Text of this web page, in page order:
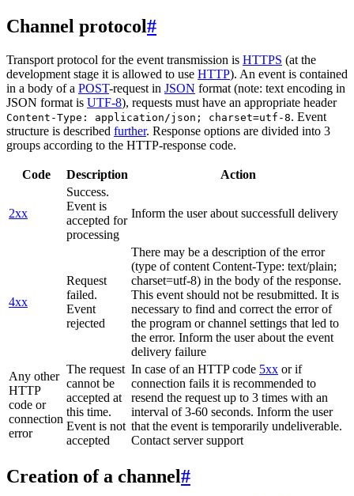
Channel protocol#
Transport protocol for the event transmission is HTTPS (at the
development stage it is allowed to use HTTP). An event is contained
in a body of a POST-request in JSON format (note: text encoding in
JSON format is UTF-8), requests must have an appropriate header
Content-Type: application/json; charset=utf-8. Event
structure is described further. Response options are divided into 3
groups according to the HTTP-response code.
Code Description Action
2xx
Success.
Event is
accepted for
processing
Inform the user about successfull delivery
4xx
Request
failed.
Event
rejected
There may be a description of the error
(type of content Content-Type: text/plain;
charset=utf-8) in the body of the response.
This event should not be resubmitted. It is
necessary to find and correct the error of
the program or channel settings that led to
the error. Inform the user about the event
delivery failure
Any other
HTTP
code or
connection
error
The request
cannot be
accepted at
this time.
Event is not
accepted
In case of an HTTP code 5xx or if
connection fails it is recommended to
resend the request up to 3 times with an
interval of 3-60 seconds. Inform the user
that the event is temporarily undeliverable.
Contact server support
Creation of a channel#